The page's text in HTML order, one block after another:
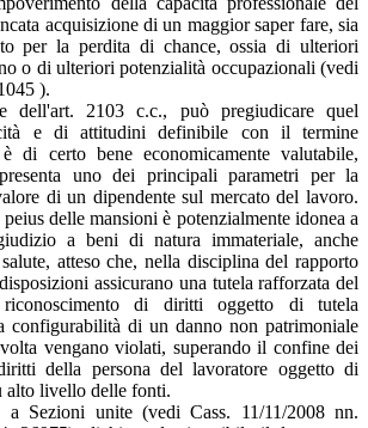
acquisizione di un maggior saper fare, sia
per la perdita di chance, ossia di ulteriori
o di ulteriori potenzialità occupazionali (vedi
).
dell'art. 2103 c.c., può pregiudicare quel
e di attitudini definibile con il termine
di certo bene economicamente valutabile,
uno dei principali parametri per la
di un dipendente sul mercato del lavoro.
delle mansioni è potenzialmente idonea a
a beni di natura immateriale, anche
atteso che, nella disciplina del rapporto
assicurano una tutela rafforzata del
di diritti oggetto di tutela
configurabilità di un danno non patrimoniale
vengano violati, superando il confine dei
della persona del lavoratore oggetto di
alto livello delle fonti.
a Sezioni unite (vedi Cass. 11/11/2008 nn.